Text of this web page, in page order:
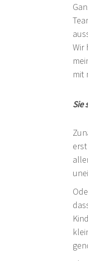
Wir
mit
Sie